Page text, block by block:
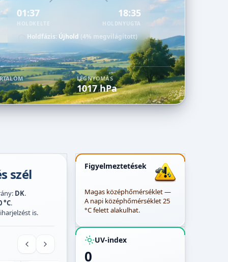
01:37
HOLDKELTE
18:35
HOLDNYUGTA
Holdfázis: Újhold (4% megvilágított)
LÉGNYOMÁS
1017 hPa
szél
DK.
°C.
is.
Figyelmeztetések
Magas középhőmérséklet —
A napi középhőmérséklet 25
°C felett alakulhat.
UV-index
0